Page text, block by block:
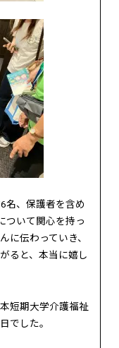
名、保護者を含め
ついて関心を持っ
に伝わっていき、
ると、本当に嬉し
短期大学介護福祉
でした。